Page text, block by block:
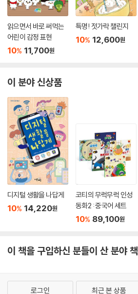
읽으면서 바로 써먹는
어린이 감정 표현
10% 11,700원
특명! 젓가락 챌린지
10% 12,600원
이 분야 신상품
디지털 생활을 나답게
10% 14,220원
코티의 무럭무럭 인성
동화2 : 중국어 세트
10% 89,100원
이 책을 구입하신 분들이 산 분야 책
로그인 최근 본 상품